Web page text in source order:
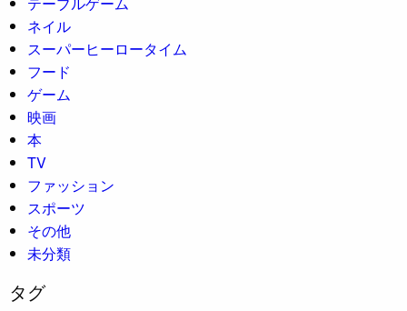
ネイル
スーパーヒーロータイム
フード
ゲーム
映画
本
TV
ファッション
スポーツ
その他
未分類
タグ